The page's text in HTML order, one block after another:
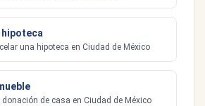
hipoteca
una hipoteca en Ciudad de México
de casa en Ciudad de México